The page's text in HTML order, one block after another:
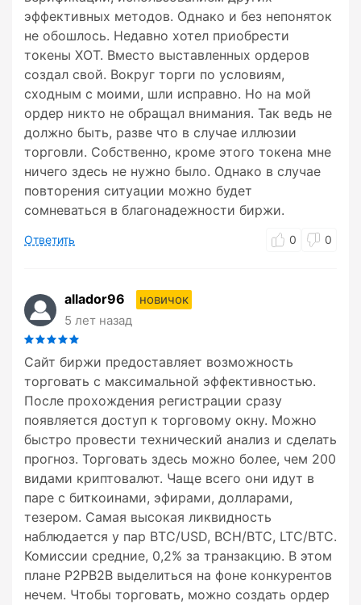
эффективных методов. Однако и без непоняток
не обошлось. Недавно хотел приобрести
токены ХОТ. Вместо выставленных ордеров
создал свой. Вокруг торги по условиям,
сходным с моими, шли исправно. Но на мой
ордер никто не обращал внимания. Так ведь не
должно быть, разве что в случае иллюзии
торговли. Собственно, кроме этого токена мне
ничего здесь не нужно было. Однако в случае
повторения ситуации можно будет
сомневаться в благонадежности биржи.
Ответить 0 0
allador96
новичок
5 лет назад
Сайт биржи предоставляет возможность
торговать с максимальной эффективностью.
После прохождения регистрации сразу
появляется доступ к торговому окну. Можно
быстро провести технический анализ и сделать
прогноз. Торговать здесь можно более, чем 200
видами криптовалют. Чаще всего они идут в
паре с биткоинами, эфирами, долларами,
тезером. Самая высокая ликвидность
наблюдается у пар BTC/USD, BCH/BTC, LTC/BTC.
Комиссии средние, 0,2% за транзакцию. В этом
плане P2PB2B выделиться на фоне конкурентов
нечем. Чтобы торговать, можно создать ордер